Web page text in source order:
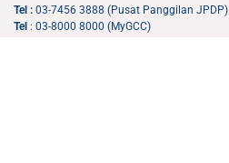
Tel : 03-7456 3888 (Pusat Panggilan JPDP)
Tel : 03-8000 8000 (MyGCC)